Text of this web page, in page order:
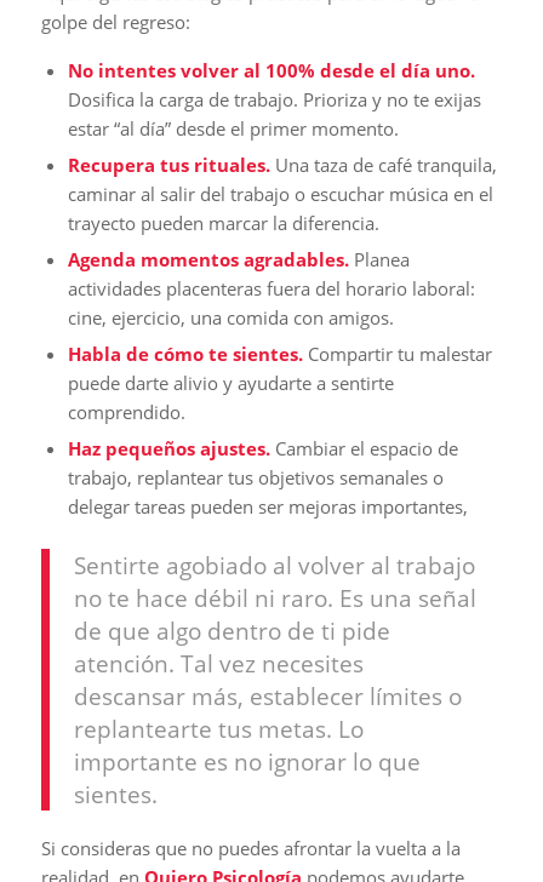
golpe del regreso:
No intentes volver al 100% desde el día uno.
Dosifica la carga de trabajo. Prioriza y no te exijas
estar “al día” desde el primer momento.
Recupera tus rituales.Una taza de café tranquila,
caminar al salir del trabajo o escuchar música en el
trayecto pueden marcar la diferencia.
Agenda momentos agradables.Planea
actividades placenteras fuera del horario laboral:
cine, ejercicio, una comida con amigos.
Habla de cómo te sientes.Compartir tu malestar
puede darte alivio y ayudarte a sentirte
comprendido.
Haz pequeños ajustes.Cambiar el espacio de
trabajo, replantear tus objetivos semanales o
delegar tareas pueden ser mejoras importantes,
Sentirte agobiado al volver al trabajo
no te hace débil ni raro. Es una señal
de que algo dentro de ti pide
atención. Tal vez necesites
descansar más, establecer límites o
replantearte tus metas. Lo
importante es no ignorar lo que
sientes.
Si consideras que no puedes afrontar la vuelta a la
realidad, en Quiero Psicología podemos ayudarte.